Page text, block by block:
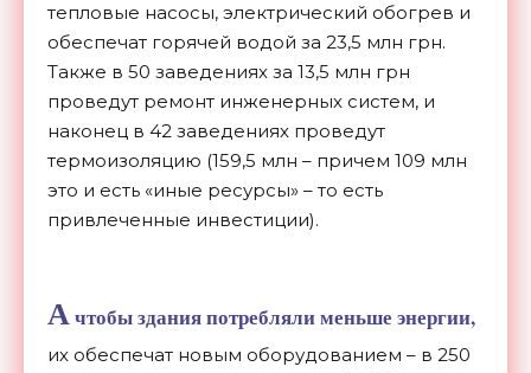
тепловые насосы, электрический обогрев и
обеспечат горячей водой за 23,5 млн грн.
Также в 50 заведениях за 13,5 млн грн
проведут ремонт инженерных систем, и
наконец в 42 заведениях проведут
термоизоляцию (159,5 млн – причем 109 млн
это и есть «иные ресурсы» – то есть
привлеченные инвестиции).
Ачтобы здания потребляли меньше энергии,
их обеспечат новым оборудованием – в 250